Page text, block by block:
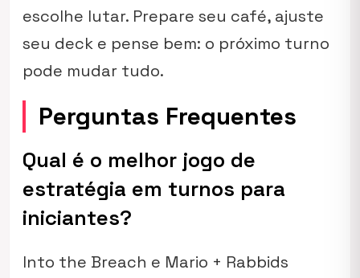
escolhe lutar. Prepare seu café, ajuste
seu deck e pense bem: o próximo turno
pode mudar tudo.
Perguntas Frequentes
Qual é o melhor jogo de
estratégia em turnos para
iniciantes?
Into the Breach e Mario + Rabbids